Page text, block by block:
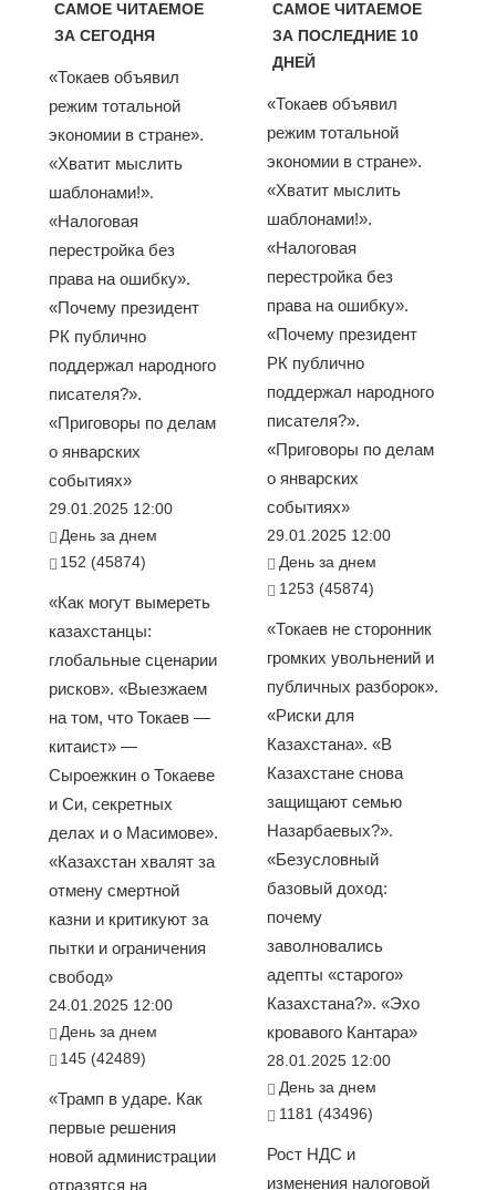
САМОЕ ЧИТАЕМОЕ
ЗА СЕГОДНЯ
«Токаев объявил
режим тотальной
экономии в стране».
«Хватит мыслить
шаблонами!».
«Налоговая
перестройка без
права на ошибку».
«Почему президент
РК публично
поддержал народного
писателя?».
«Приговоры по делам
о январских
событиях»
29.01.2025 12:00
День за днем
152 (45874)
«Как могут вымереть
казахстанцы:
глобальные сценарии
рисков». «Выезжаем
на том, что Токаев —
китаист» —
Сыроежкин о Токаеве
и Си, секретных
делах и о Масимове».
«Казахстан хвалят за
отмену смертной
казни и критикуют за
пытки и ограничения
свобод»
24.01.2025 12:00
День за днем
145 (42489)
«Трамп в ударе. Как
первые решения
новой администрации
отразятся на
САМОЕ ЧИТАЕМОЕ
ЗА ПОСЛЕДНИЕ 10
ДНЕЙ
«Токаев объявил
режим тотальной
экономии в стране».
«Хватит мыслить
шаблонами!».
«Налоговая
перестройка без
права на ошибку».
«Почему президент
РК публично
поддержал народного
писателя?».
«Приговоры по делам
о январских
событиях»
29.01.2025 12:00
День за днем
1253 (45874)
«Токаев не сторонник
громких увольнений и
публичных разборок».
«Риски для
Казахстана». «В
Казахстане снова
защищают семью
Назарбаевых?».
«Безусловный
базовый доход:
почему
заволновались
адепты «старого»
Казахстана?». «Эхо
кровавого Кантара»
28.01.2025 12:00
День за днем
1181 (43496)
Рост НДС и
изменения налоговой